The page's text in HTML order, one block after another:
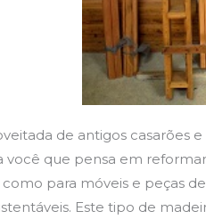
de antigos casarões e
você que pensa em
para móveis e peças
Este tipo de